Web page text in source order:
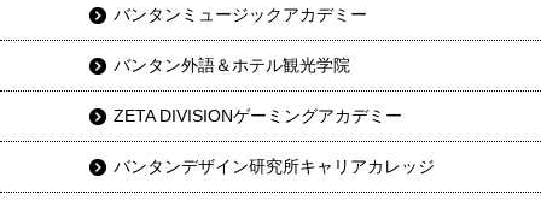
バンタンミュージックアカデミー
バンタン外語＆ホテル観光学院
ZETA DIVISIONゲーミングアカデミー
バンタンデザイン研究所キャリアカレッジ